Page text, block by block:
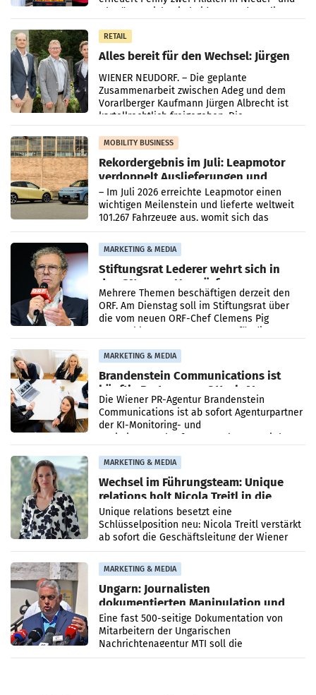
Oberösterreich. Die beiden Standorte liegen
RETAIL
Alles bereit für den Wechsel: Jürgen
Albrecht setzt ab 1.1.2027 auf Adeg
WIENER NEUDORF. – Die geplante
Zusammenarbeit zwischen Adeg und dem
Vorarlberger Kaufmann Jürgen Albrecht ist
kartellrechtlich freigegeben: Die
Bundeswettbewerbsbehörde und der
Bundeskartellanwalt
MOBILITY BUSINESS
Rekordergebnis im Juli: Leapmotor
verdoppelt Auslieferungen und
überschreitet die 100.000er-Marke
– Im Juli 2026 erreichte Leapmotor einen
wichtigen Meilenstein und lieferte weltweit
101.267 Fahrzeuge aus, womit sich das
Ergebnis gegenüber Juli 2025 mehr als
verdoppelte (+102
MARKETING & MEDIA
Stiftungsrat Lederer wehrt sich in
den SN gegen Vorwürfe
Mehrere Themen beschäftigen derzeit den
ORF. Am Dienstag soll im Stiftungsrat über
die vom neuen ORF-Chef Clemens Pig
vorgeschlagenen Besetzungen für die
MARKETING & MEDIA
Brandenstein Communications ist
künftig Partner von OtterlyAI
Die Wiener PR-Agentur Brandenstein
Communications ist ab sofort Agenturpartner
der KI-Monitoring- und
Optimierungsplattform OtterlyAI. Damit baut
MARKETING & MEDIA
Wechsel im Führungsteam: Unique
relations holt Nicola Treitl in die
Geschäftsleitung
Unique relations besetzt eine
Schlüsselposition neu: Nicola Treitl verstärkt
ab sofort die Geschäftsleitung der Wiener
PR-Agentur an der Seite von Josef Kalina und
Anna Kalina-Mahr.
MARKETING & MEDIA
Ungarn: Journalisten
dokumentierten Manipulation und
Zensur
Eine fast 500-seitige Dokumentation von
Mitarbeitern der Ungarischen
Nachrichtenagentur MTI soll die
systematische Nachrichten-Manipulation und